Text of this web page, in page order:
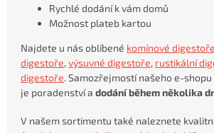
Rychlé dodání k vám domů
Možnost plateb kartou
Najdete u nás oblíbené komínové digestoře
digestoře, výsuvné digestoře, rustikální
digestoře. Samozřejmostí našeho e-
je poradenství a dodání během několika
V našem sortimentu také naleznete